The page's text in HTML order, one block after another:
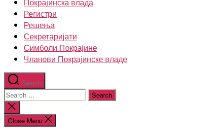
Регистри
Решења
Секретаријати
Симболи Покрајине
Чланови Покрајинске владе
Search
Search
for:
Close
search
Close Menu